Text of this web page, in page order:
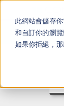
此網站會儲存
和自訂你的瀏
如果你拒絕，